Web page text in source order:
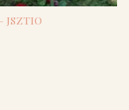
JSZTIO